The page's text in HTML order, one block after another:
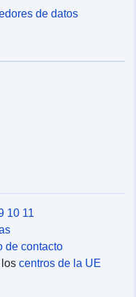
de datos
10 11
de contacto
centros de la UE